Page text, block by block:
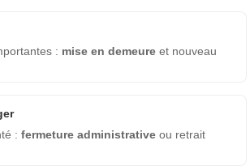
: mise en demeure et nouveau
:fermeture administrative ou retrait